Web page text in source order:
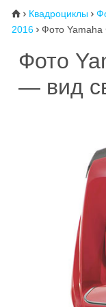
⌂  Квадроциклы 
2016  Фото Yamaha
Фото
— вид